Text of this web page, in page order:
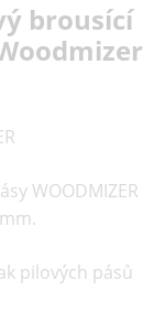
brousící
WOODMIZER
pilových pásů